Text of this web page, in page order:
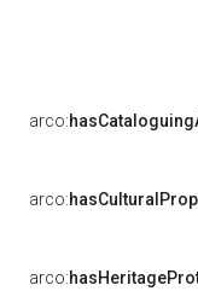
arco:
arco:
arco: